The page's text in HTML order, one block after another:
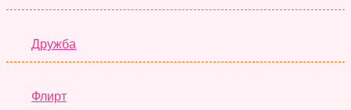
Дружба
Флирт